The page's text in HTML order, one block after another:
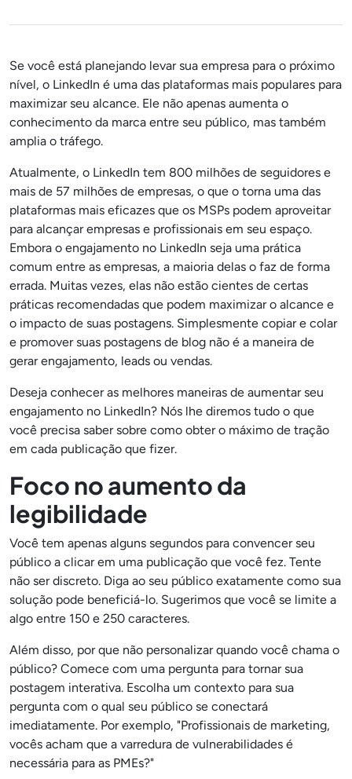
Se você está planejando levar sua empresa para o próximo
nível, o LinkedIn é uma das plataformas mais populares para
maximizar seu alcance. Ele não apenas aumenta o
conhecimento da marca entre seu público, mas também
amplia o tráfego.
Atualmente, o LinkedIn tem 800 milhões de seguidores e
mais de 57 milhões de empresas, o que o torna uma das
plataformas mais eficazes que os MSPs podem aproveitar
para alcançar empresas e profissionais em seu espaço.
Embora o engajamento no LinkedIn seja uma prática
comum entre as empresas, a maioria delas o faz de forma
errada. Muitas vezes, elas não estão cientes de certas
práticas recomendadas que podem maximizar o alcance e
o impacto de suas postagens. Simplesmente copiar e colar
e promover suas postagens de blog não é a maneira de
gerar engajamento, leads ou vendas.
Deseja conhecer as melhores maneiras de aumentar seu
engajamento no LinkedIn? Nós lhe diremos tudo o que
você precisa saber sobre como obter o máximo de tração
em cada publicação que fizer.
Foco no aumento da
legibilidade
Você tem apenas alguns segundos para convencer seu
público a clicar em uma publicação que você fez. Tente
não ser discreto. Diga ao seu público exatamente como sua
solução pode beneficiá-lo. Sugerimos que você se limite a
algo entre 150 e 250 caracteres.
Além disso, por que não personalizar quando você chama o
público? Comece com uma pergunta para tornar sua
postagem interativa. Escolha um contexto para sua
pergunta com o qual seu público se conectará
imediatamente. Por exemplo, "Profissionais de marketing,
vocês acham que a varredura de vulnerabilidades é
necessária para as PMEs?"